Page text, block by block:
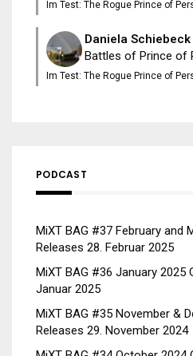
Im Test: The Rogue Prince of
Daniela Schiebeck
Battles of Prince of
Im Test: The Rogue Prince of
PODCAST
MiXT BAG #37 February and
Releases 28. Februar 2025
MiXT BAG #36 January 2025
Januar 2025
MiXT BAG #35 November &
Releases 29. November 2024